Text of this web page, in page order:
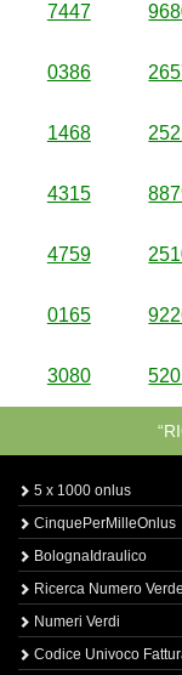
7447
0386
1468
4315
4759
0165
3080
5 x 1000 onlus
CinquePerMilleOnlus
BolognaIdraulico
Ricerca Numero Verde
Numeri Verdi
Codice Univoco